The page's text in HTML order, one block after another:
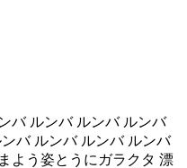
バ ルンバ ルンバ ルンバ
バ ルンバ ルンバ ルンバ
よう姿とうにガラクタ 漂